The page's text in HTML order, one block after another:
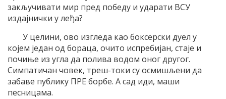
закључивати мир пред победу и ударати ВСУ
издајнички у леђа?
У целини, ово изгледа као боксерски дуел у
којем један од бораца, очито испребијан, стаје и
почиње из угла да полива водом оног другог.
Симпатичан човек, треш-токи су осмишљени да
забаве публику ПРЕ борбе. А сад иди, маши
песницама.